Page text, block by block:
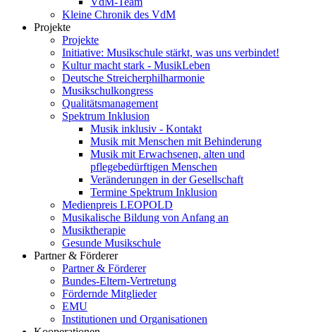
Kleine Chronik des VdM
Projekte
Projekte
Initiative: Musikschule stärkt, was uns verbindet!
Kultur macht stark - MusikLeben
Deutsche Streicherphilharmonie
Musikschulkongress
Qualitätsmanagement
Spektrum Inklusion
Musik inklusiv - Kontakt
Musik mit Menschen mit Behinderung
Musik mit Erwachsenen, alten und
pflegebedürftigen Menschen
Veränderungen in der Gesellschaft
Termine Spektrum Inklusion
Medienpreis LEOPOLD
Musikalische Bildung von Anfang an
Musiktherapie
Gesunde Musikschule
Partner & Förderer
Partner & Förderer
Bundes-Eltern-Vertretung
Fördernde Mitglieder
EMU
Institutionen und Organisationen